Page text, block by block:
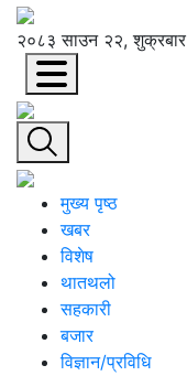
२०८३ साउन २२, शुक्रबार
मुख्य पृष्ठ
खबर
विशेष
थातथलो
सहकारी
बजार
विज्ञान/प्रविधि